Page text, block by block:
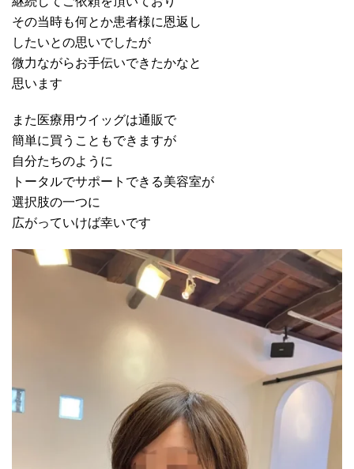
その当時も何とか患者様に恩返し
したいとの思いでしたが
微力ながらお手伝いできたかなと
思います
また医療用ウイッグは通販で
簡単に買うこともできますが
自分たちのように
トータルでサポートできる美容室が
選択肢の一つに
広がっていけば幸いです